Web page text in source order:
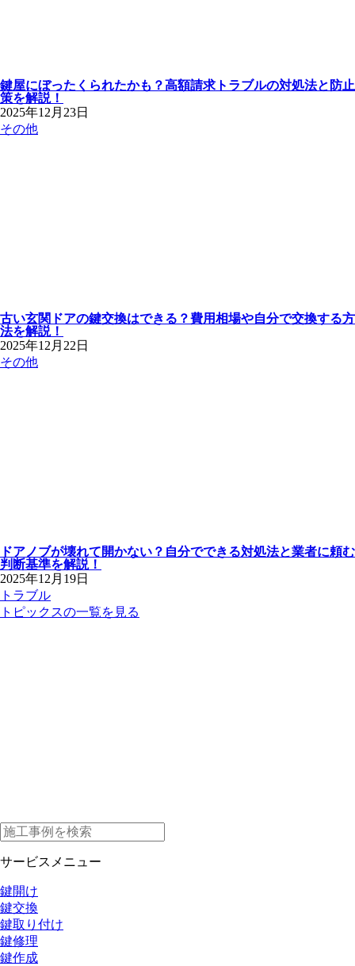
鍵屋にぼったくられたかも？高額請求トラブルの対処法と防止
策を解説！
2025年12月23日
その他
古い玄関ドアの鍵交換はできる？費用相場や自分で交換する方
法を解説！
2025年12月22日
その他
ドアノブが壊れて開かない？自分でできる対処法と業者に頼む
判断基準を解説！
2025年12月19日
トラブル
トピックスの一覧を見る
サービスメニュー
鍵開け
鍵交換
鍵取り付け
鍵修理
鍵作成